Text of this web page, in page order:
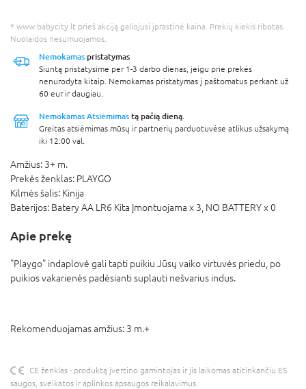
* www.babycity.lt prieš akciją galiojusi įprastinė kaina. Prekių kiekis ribotas.
Nuolaidos nesumuojamos.
Nemokamas pristatymas
Siuntą pristatysime per 1-3 darbo dienas, jeigu prie prekės
nenurodyta kitaip. Nemokamas pristatymas į paštomatus perkant už
60 eur ir daugiau.
Nemokamas Atsiėmimas tą pačią dieną.
Greitas atsiėmimas mūsų ir partnerių parduotuvėse atlikus užsakymą
iki 12:00 val.
Amžius: 3+ m.
Prekės ženklas: PLAYGO
Kilmės šalis: Kinija
Baterijos: Batery AA LR6 Kita Įmontuojama x 3, NO BATTERY x 0
Apie prekę
"Playgo" indaplovė gali tapti puikiu Jūsų vaiko virtuvės priedu, po
puikios vakarienės padėsianti suplauti nešvarius indus.
Rekomenduojamas amžius: 3 m.+
CE ženklas - produktą įvertino gamintojas ir jis laikomas atitinkančiu ES
saugos, sveikatos ir aplinkos apsaugos reikalavimus.